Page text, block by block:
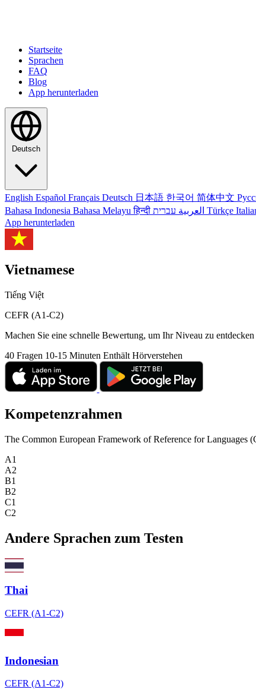
Startseite
Sprachen
FAQ
Blog
App herunterladen
Deutsch
English Español Français Deutsch 日本語 한국어 简体中文
Bahasa Indonesia Bahasa Melayuहिन्दी العربية Türkçe
App herunterladen
Vietnamese
Tiếng Việt
CEFR (A1-C2)
Machen Sie eine schnelle Bewertung, um Ihr Niveau zu entdecken
40 Fragen 10-15 Minuten Enthält Hörverstehen
Kompetenzrahmen
The Common European Framework of Reference for Languages
A1
A2
B1
B2
C1
C2
Andere Sprachen zum Testen
Thai
CEFR (A1-C2)
Indonesian
CEFR (A1-C2)